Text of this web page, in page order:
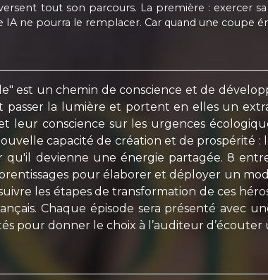
tout son parcours. La première : exercer
IA ne pourra le remplacer. Car quand une coupe
est un chemin de conscience et de
passer la lumière et portent en elles un
conscience sur les urgences
capacité de création et de prospérité
qu'il devienne une énergie partagée. 8
pour élaborer et déployer un
les étapes de transformation de ces
Chaque épisode sera présenté avec
pour donner le choix à l’auditeur